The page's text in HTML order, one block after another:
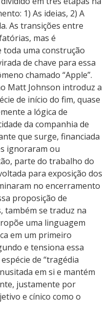
1) As ideias, 2) A
As transições entre
mas é
uma construção
de chave para essa
chamado “Apple”.
Matt Johnson introduz a
de início do fim, quase
a lógica de
da companhia de
que surge, financiada
ignoraram ou
parte do trabalho do
para exposição dos
no encerramento
proposição de
também se traduz na
uma linguagem
em um primeiro
e tensiona essa
de “tragédia
em si e mantém
justamente por
e cínico como o